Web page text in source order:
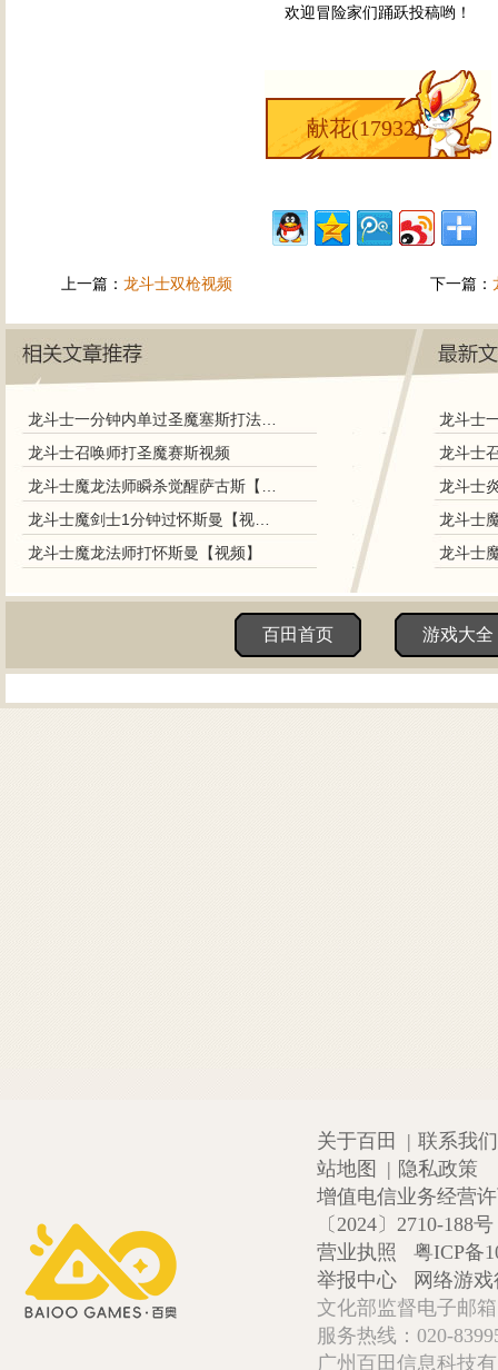
欢迎冒险家们踊跃投稿哟！
献花(17932)
上一篇： 龙斗士双枪视频 下一篇：
龙斗士一分钟内单过圣魔塞斯打法视频
龙斗士召唤师打圣魔赛斯视频
龙斗士魔龙法师瞬杀觉醒萨古斯【视频】
龙斗士魔剑士1分钟过怀斯曼【视频】
龙斗士魔龙法师打怀斯曼【视频】
龙斗士
龙斗士
百田首页 游戏大全
关于百田 | 联系我们
站地图
| 隐私政策
增值电信业务经营
〔2024〕2710-188号
营业执照
粤ICP备
举报中心
网络游
文化部监督电子邮
服务热线：020-
广州百田信息科技